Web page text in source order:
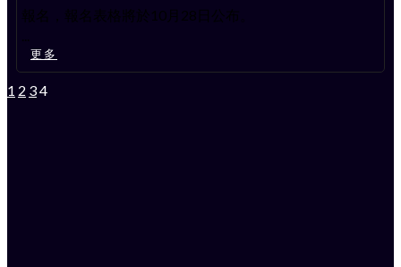
報名，報名表格將於10月28日公布。
更多
1 2 34